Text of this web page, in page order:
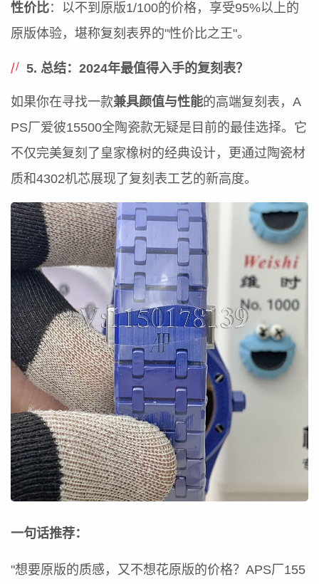
性价比：以不到原版1/100的价格，享受95%以上的
原版体验，堪称复刻表界的"性价比之王"。
5. 总结：2024年最值得入手的复刻表？
如果你在寻找一款兼具颜值与性能的高端复刻表，A
PS厂爱彼15500全陶瓷款无疑是目前的最佳选择。它
不仅完美复刻了皇家橡树的经典设计，更通过陶瓷材
质和4302机芯展现了复刻表工艺的新高度。
一句话推荐：
"想要原版的质感，又不想花原版的价格？APS厂155